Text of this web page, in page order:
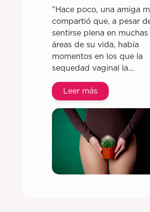
"Hace poco, una amiga
compartió que, a pesar
sentirse plena en muchas
áreas de su vida, había
momentos en los que la
sequedad vaginal la...
Leer más